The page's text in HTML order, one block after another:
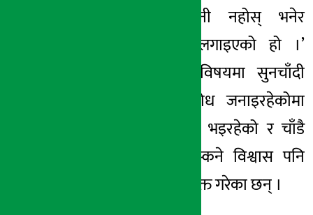
रकम त्यहाँ लगानी नहोस् भनेर
विसासिता शुल्क लगाइएको हो ।’
विलासिता करका विषयमा सुनचाँदी
व्यवसायीहरुले विरोध जनाइरहेकोमा
उनीहरुसँग छलफल भइरहेको र चाँडै
सार्थक निष्कर्ष निस्कने विश्वास पनि
अर्थमन्त्री पौडेलले व्यक्त गरेका छन् ।